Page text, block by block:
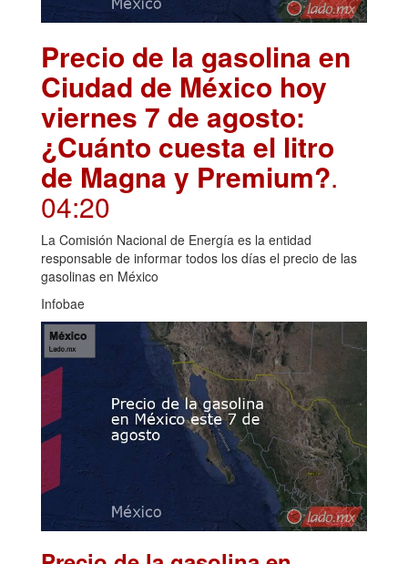
Precio de la gasolina en
Ciudad de México hoy
viernes 7 de agosto:
¿Cuánto cuesta el litro
de Magna y Premium?.
04:20
La Comisión Nacional de Energía es la entidad
responsable de informar todos los días el precio de las
gasolinas en México
Infobae